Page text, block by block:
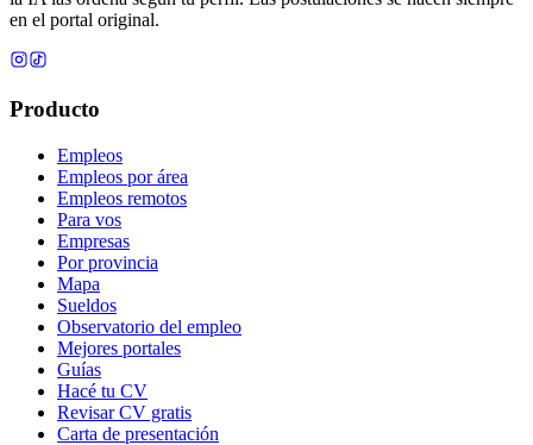
en el portal original.
Producto
Empleos
Empleos por área
Empleos remotos
Para vos
Empresas
Por provincia
Mapa
Sueldos
Observatorio del empleo
Mejores portales
Guías
Hacé tu CV
Revisar CV gratis
Carta de presentación